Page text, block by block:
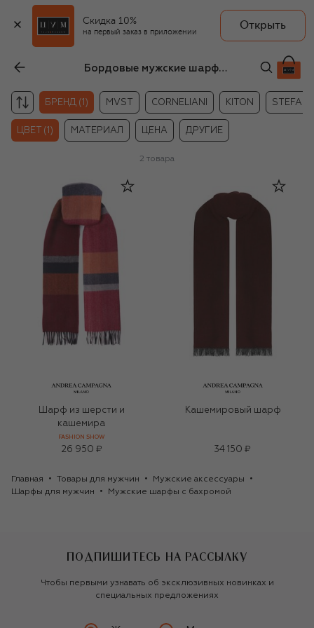
Скидка 10%
на первый заказ в приложении
Открыть
Бордовые мужские шарфы с бахромой Andrea Campagna
БРЕНД (1) MVST CORNELIANI KITON
ЦВЕТ (1) МАТЕРИАЛ ЦЕНА ДРУГИЕ
2 товара
Шарф из шерсти и
кашемира
FASHION SHOW
26 950 ₽
Кашемировый шарф
34 150 ₽
Главная Товары для мужчин
Мужские аксессуары
Шарфы для мужчин
Мужские шарфы с бахромой
ПОДПИШИТЕСЬ НА РАССЫЛКУ
Чтобы первыми узнавать об эксклюзивных новинках и
специальных предложениях